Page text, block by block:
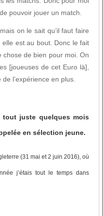
pouvoir jouer un match.
on le sait qu’il faut faire
elle est au bout. Donc le fait
chose de bien pour moi. On
[joueuses de cet Euro là],
l’expérience en plus.
juste quelques mois
en sélection jeune.
(31 mai et 2 juin 2016), où
j’étais tout le temps dans